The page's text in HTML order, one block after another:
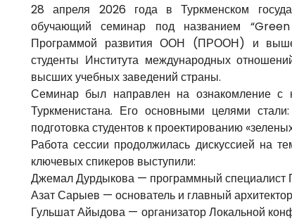
28 апреля 2026 года в Туркменском
обучающий семинар под названием
Программой развития ООН (ПРООН) и
студенты Института международных
высших учебных заведений страны.
Семинар был направлен на ознакомление с
Туркменистана. Его основными целями
подготовка студентов к проектированию
Работа сессии продолжилась дискуссией на
ключевых спикеров выступили:
Джемал Дурдыкова — программный
Азат Сарыев — основатель и главный
Гульшат Айыдова — организатор Локальной